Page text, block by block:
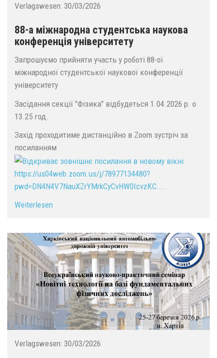
Verlagswesen: 30/03/2026
88-а міжнародна студентська наукова
конференція університету
Запрошуємо прийняти участь у роботі 88-ої
міжнародної студентської наукової конференції
університету
Засідання секції "Фізика" відбудеться 1.04.2026 р. о
13.25 год.
Захід проходитиме дистанційно в Zoom зустріч за
посиланням
https://us04web.zoom.us/j/78977134480?
pwd=DN4N4V7NauXZrYMrkCyCvHW0IcvzKC....
Weiterlesen
Verlagswesen: 30/03/2026